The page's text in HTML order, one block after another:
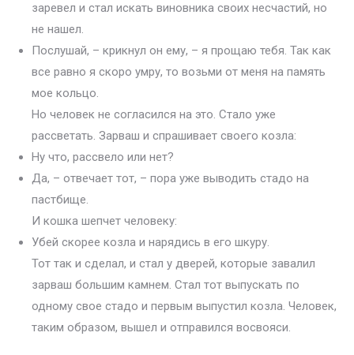
заревел и стал искать виновника своих несчастий, но
не нашел.
Послушай, – крикнул он ему, – я прощаю тебя. Так как
все равно я скоро умру, то возьми от меня на память
мое кольцо.
Но человек не согласился на это. Стало уже
рассветать. Зарваш и спрашивает своего козла:
Ну что, рассвело или нет?
Да, – отвечает тот, – пора уже выводить стадо на
пастбище.
И кошка шепчет человеку:
Убей скорее козла и нарядись в его шкуру.
Тот так и сделал, и стал у дверей, которые завалил
зарваш большим камнем. Стал тот выпускать по
одному свое стадо и первым выпустил козла. Человек,
таким образом, вышел и отправился восвояси.